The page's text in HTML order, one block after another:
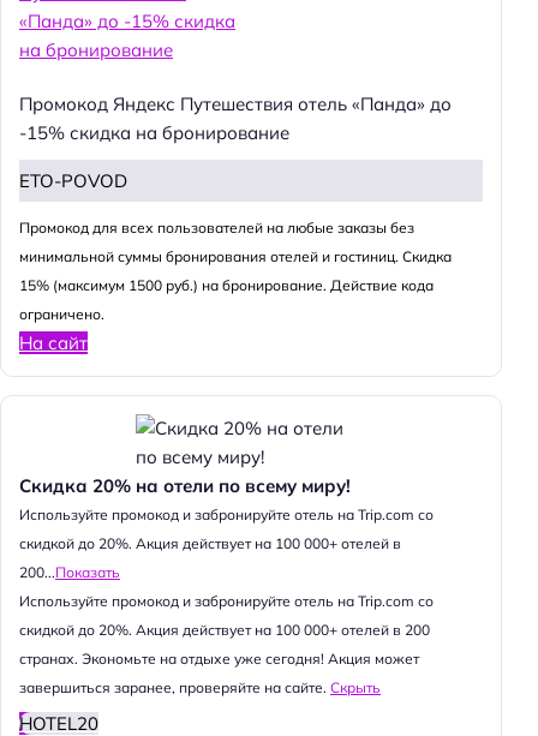
Промокод Яндекс Путешествия отель «Панда» до
-15% скидка на бронирование
ETO-POVOD
Промокод для всех пользователей на любые заказы без
минимальной суммы бронирования отелей и гостиниц. Скидка
15% (максимум 1500 руб.) на бронирование. Действие кода
ограничено.
На сайт
Скидка 20% на отели по всему миру!
Используйте промокод и забронируйте отель на Trip.com со
скидкой до 20%. Акция действует на 100 000+ отелей в
200...Показать
Используйте промокод и забронируйте отель на Trip.com со
скидкой до 20%. Акция действует на 100 000+ отелей в 200
странах. Экономьте на отдыхе уже сегодня! Акция может
завершиться заранее, проверяйте на сайте. Скрыть
HOTEL20